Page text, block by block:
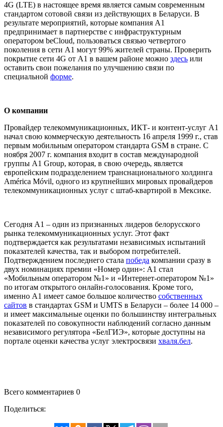
4G (LTE) в настоящее время является самым современным
стандартом сотовой связи из действующих в Беларуси. В
результате мероприятий, которые компания А1
предпринимает в партнерстве с инфраструктурным
оператором beСloud, пользоваться связью четвертого
поколения в сети А1 могут 99% жителей страны. Проверить
покрытие сети 4G от А1 в вашем районе можно здесь или
оставить свои пожелания по улучшению связи по
специальной форме.
О компании
Провайдер телекоммуникационных, ИКТ- и контент-услуг А1
начал свою коммерческую деятельность 16 апреля 1999 г., став
первым мобильным оператором стандарта GSM в стране. С
ноября 2007 г. компания входит в состав международной
группы A1 Group, которая, в свою очередь, является
европейским подразделением транснационального холдинга
América Móvil, одного из крупнейших мировых провайдеров
телекоммуникационных услуг с штаб-квартирой в Мексике.
Сегодня А1 – один из признанных лидеров белорусского
рынка телекоммуникационных услуг. Этот факт
подтверждается как результатами независимых испытаний
показателей качества, так и выбором потребителей.
Подтверждением последнего стала победа компании сразу в
двух номинациях премии «Номер один»: А1 стал
«Мобильным оператором №1» и «Интернет-оператором №1»
по итогам открытого онлайн-голосования. Кроме того,
именно А1 имеет самое большое количество собственных
сайтов в стандартах GSM и UMTS в Беларуси – более 14 000 –
и имеет максимальные оценки по большинству интегральных
показателей по совокупности наблюдений согласно данным
независимого регулятора «БелГИЭ», которые доступны на
портале оценки качества услуг электросвязи хваля.бел.
Всего комментариев 0
Поделиться: